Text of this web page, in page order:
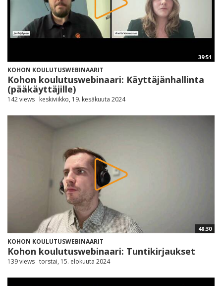
39:51
KOHON KOULUTUSWEBINAARIT
Kohon koulutuswebinaari: Käyttäjänhallinta
(pääkäyttäjille)
142 views keskiviikko, 19. kesäkuuta 2024
48:30
KOHON KOULUTUSWEBINAARIT
Kohon koulutuswebinaari: Tuntikirjaukset
139 views torstai, 15. elokuuta 2024